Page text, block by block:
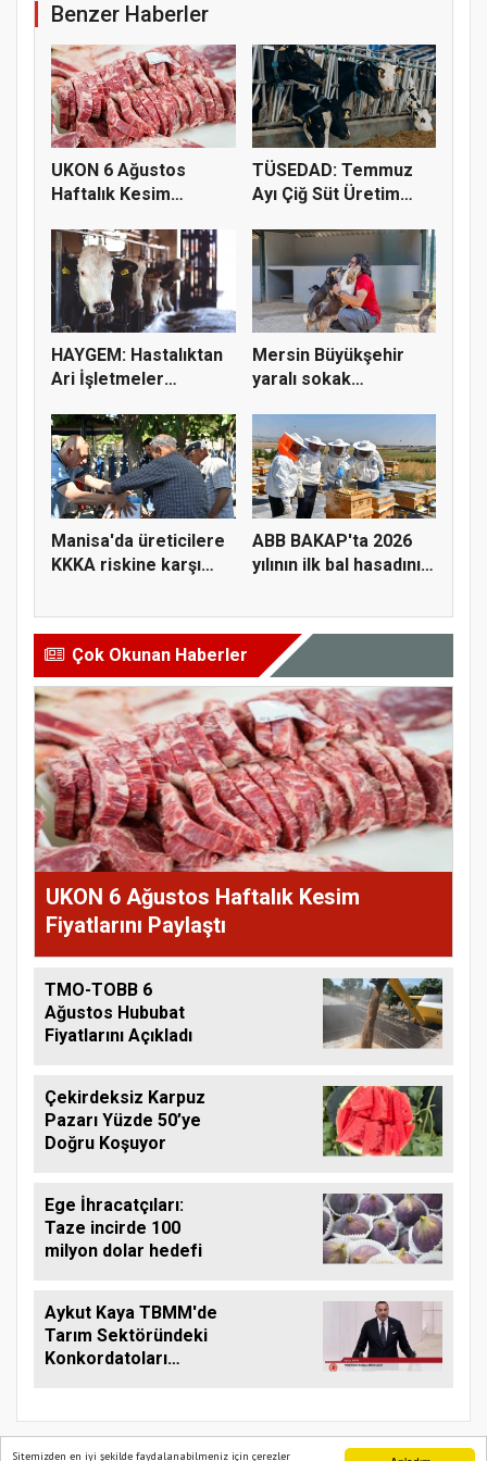
Sitemizden en iyi şekilde faydalanabilmeniz için çerezler
Benzer Haberler
UKON 6 Ağustos
Haftalık Kesim
TÜSEDAD: Temmuz
Ayı Çiğ Süt Üretim
HAYGEM: Hastalıktan
Ari İşletmeler
Mersin Büyükşehir
yaralı sokak
Manisa'da üreticilere
KKKA riskine karşı
ABB BAKAP'ta 2026
yılının ilk bal hasadını
Çok Okunan Haberler
UKON 6 Ağustos Haftalık Kesim
Fiyatlarını Paylaştı
TMO-TOBB 6
Ağustos Hububat
Fiyatlarını Açıkladı
Çekirdeksiz Karpuz
Pazarı Yüzde 50’ye
Doğru Koşuyor
Ege İhracatçıları:
Taze incirde 100
milyon dolar hedefi
Aykut Kaya TBMM'de
Tarım Sektöründeki
Konkordatoları